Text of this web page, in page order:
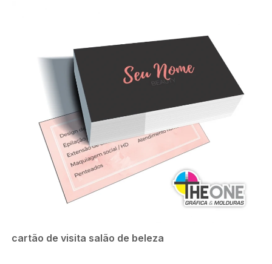
cartão de visita salão de beleza